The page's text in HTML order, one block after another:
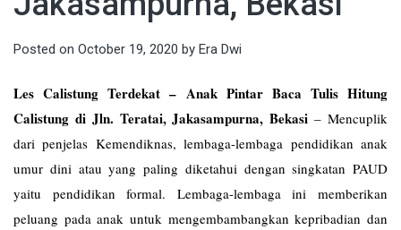
Posted on October 19, 2020 by Era Dwi
Les Calistung Terdekat – Anak Pintar Baca Tulis Hitung
Calistung di Jln. Teratai, Jakasampurna, Bekasi –Mencuplik
dari penjelas Kemendiknas, lembaga-lembaga pendidikan anak
umur dini atau yang paling diketahui dengan singkatan PAUD
yaitu pendidikan formal. Lembaga-lembaga ini memberikan
peluang pada anak untuk mengembambangkan kepribadian dan